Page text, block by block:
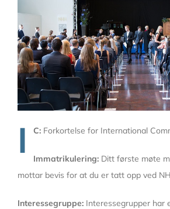
I C: Forkortelse for International
Immatrikulering: Ditt første møte
mottar bevis for at du er tatt opp ved
Interessegruppe: Interessegrupper har